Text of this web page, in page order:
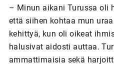
– Minun aikani Turussa oli
että siihen kohtaa mun
kehittyä, kun oli oikeat
halusivat aidosti auttaa.
ammattimaisia sekä